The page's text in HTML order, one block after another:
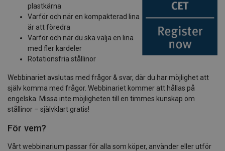
plastkärna
Varför och när en kompakterad lina
är att föredra
Varför och när du ska välja en lina
med fler kardeler
Rotationsfria stållinor
Webbinariet avslutas med frågor & svar, där du har möjlighet att
själv komma med frågor. Webbinariet kommer att hållas på
engelska. Missa inte möjligheten till en timmes kunskap om
stållinor – självklart gratis!
För vem?
Vårt webbinarium passar för alla som köper, använder eller utför